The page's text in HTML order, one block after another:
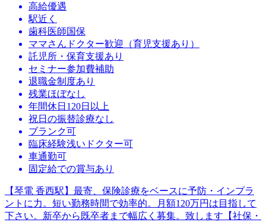
高給優遇
駅近く
歯科医師国保
ママさんドクター歓迎（育児支援あり）
託児所・保育支援あり
セミナー参加費補助
退職金制度あり
残業ほぼなし
年間休日120日以上
祝日の振替診療なし
ブランク可
臨床経験浅いドクター可
車通勤可
固定給での賞与あり
【琴電 香西駅】最寄、保険診療をベースに予防・インプラ
ントに力。短い勤務時間で効率的。月額120万円は目指して
下さい。新卒から既卒者まで幅広く募集。致します【社保・